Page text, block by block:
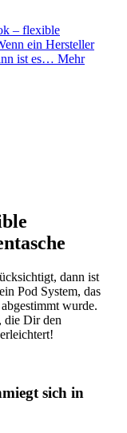
– flexible
ein Hersteller
ist es… Mehr
dann ist
Pod System, das
wurde.
die Dir den
sich in